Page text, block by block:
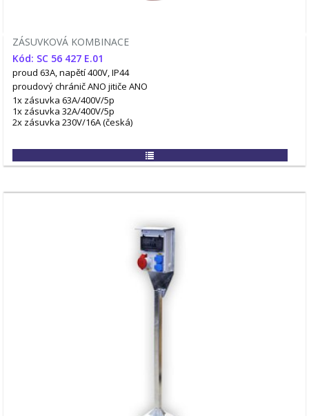
ZÁSUVKOVÁ KOMBINACE
Kód: SC 56 427 E.01
proud 63A, napětí 400V, IP44
proudový chránič ANO jitiče ANO
1x zásuvka 63A/400V/5p
1x zásuvka 32A/400V/5p
2x zásuvka 230V/16A (česká)